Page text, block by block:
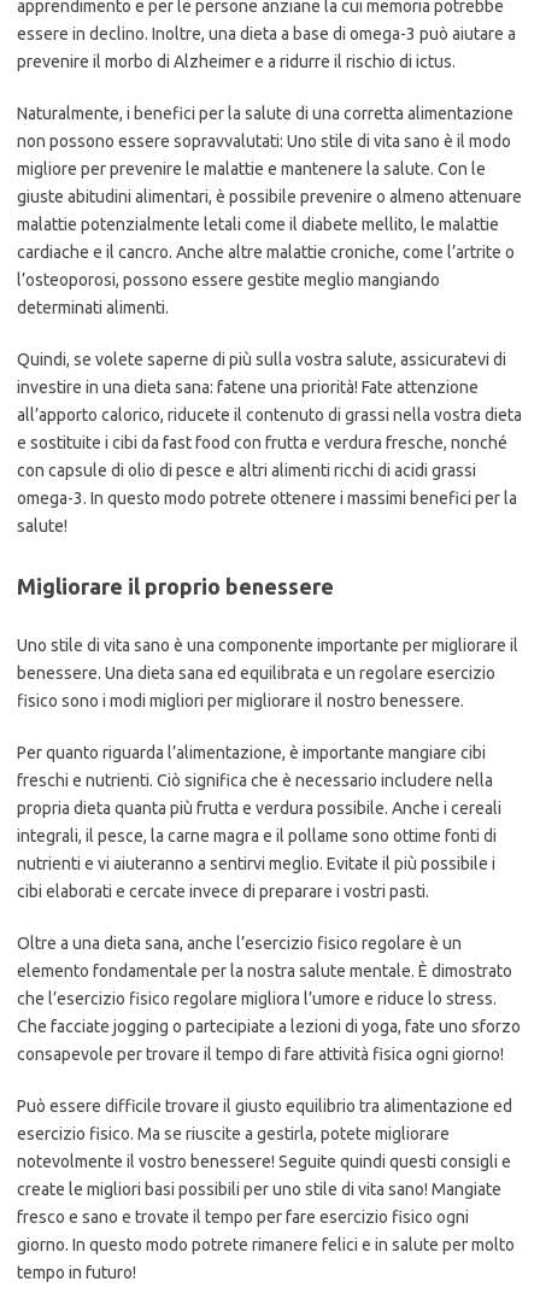
apprendimento e per le persone anziane la cui memoria potrebbe
essere in declino. Inoltre, una dieta a base di omega-3 può aiutare a
prevenire il morbo di Alzheimer e a ridurre il rischio di ictus.
Naturalmente, i benefici per la salute di una corretta alimentazione
non possono essere sopravvalutati: Uno stile di vita sano è il modo
migliore per prevenire le malattie e mantenere la salute. Con le
giuste abitudini alimentari, è possibile prevenire o almeno attenuare
malattie potenzialmente letali come il diabete mellito, le malattie
cardiache e il cancro. Anche altre malattie croniche, come l’artrite o
l’osteoporosi, possono essere gestite meglio mangiando
determinati alimenti.
Quindi, se volete saperne di più sulla vostra salute, assicuratevi di
investire in una dieta sana: fatene una priorità! Fate attenzione
all’apporto calorico, riducete il contenuto di grassi nella vostra dieta
e sostituite i cibi da fast food con frutta e verdura fresche, nonché
con capsule di olio di pesce e altri alimenti ricchi di acidi grassi
omega-3. In questo modo potrete ottenere i massimi benefici per la
salute!
Migliorare il proprio benessere
Uno stile di vita sano è una componente importante per migliorare il
benessere. Una dieta sana ed equilibrata e un regolare esercizio
fisico sono i modi migliori per migliorare il nostro benessere.
Per quanto riguarda l’alimentazione, è importante mangiare cibi
freschi e nutrienti. Ciò significa che è necessario includere nella
propria dieta quanta più frutta e verdura possibile. Anche i cereali
integrali, il pesce, la carne magra e il pollame sono ottime fonti di
nutrienti e vi aiuteranno a sentirvi meglio. Evitate il più possibile i
cibi elaborati e cercate invece di preparare i vostri pasti.
Oltre a una dieta sana, anche l’esercizio fisico regolare è un
elemento fondamentale per la nostra salute mentale. È dimostrato
che l’esercizio fisico regolare migliora l’umore e riduce lo stress.
Che facciate jogging o partecipiate a lezioni di yoga, fate uno sforzo
consapevole per trovare il tempo di fare attività fisica ogni giorno!
Può essere difficile trovare il giusto equilibrio tra alimentazione ed
esercizio fisico. Ma se riuscite a gestirla, potete migliorare
notevolmente il vostro benessere! Seguite quindi questi consigli e
create le migliori basi possibili per uno stile di vita sano! Mangiate
fresco e sano e trovate il tempo per fare esercizio fisico ogni
giorno. In questo modo potrete rimanere felici e in salute per molto
tempo in futuro!